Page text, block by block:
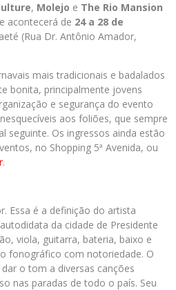
, Molejo e The Rio Mansion
acontecerá de 24 a 28 de
(Rua Dr. Antônio Amador,
mais tradicionais e badalados
bonita, principalmente jovens
e segurança do evento
aos foliões, que sempre
seguinte. Os ingressos ainda estão
no Shopping 5ª Avenida, ou
.
Essa é a definição do artista
da cidade de Presidente
viola, guitarra, bateria, baixo e
fonográfico com notoriedade. O
o tom a diversas canções
nas paradas de todo o país. Seu